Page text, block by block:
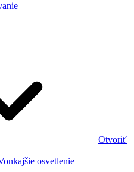
Otvoriť
osvetlenie